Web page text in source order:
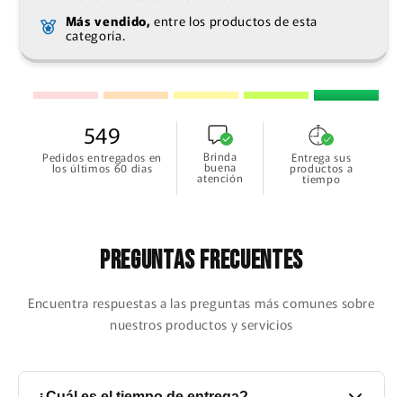
Más vendido, entre los productos de esta
categoría.
549
Pedidos entregados en
los últimos 60 días
Brinda
buena
atención
Entrega sus
productos a
tiempo
Preguntas frecuentes
Encuentra respuestas a las preguntas más comunes sobre
nuestros productos y servicios